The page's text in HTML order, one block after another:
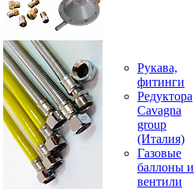
Рукава,
фитинги
Редуктора
Cavagna
group
(Италия)
Газовые
баллоны и
вентили